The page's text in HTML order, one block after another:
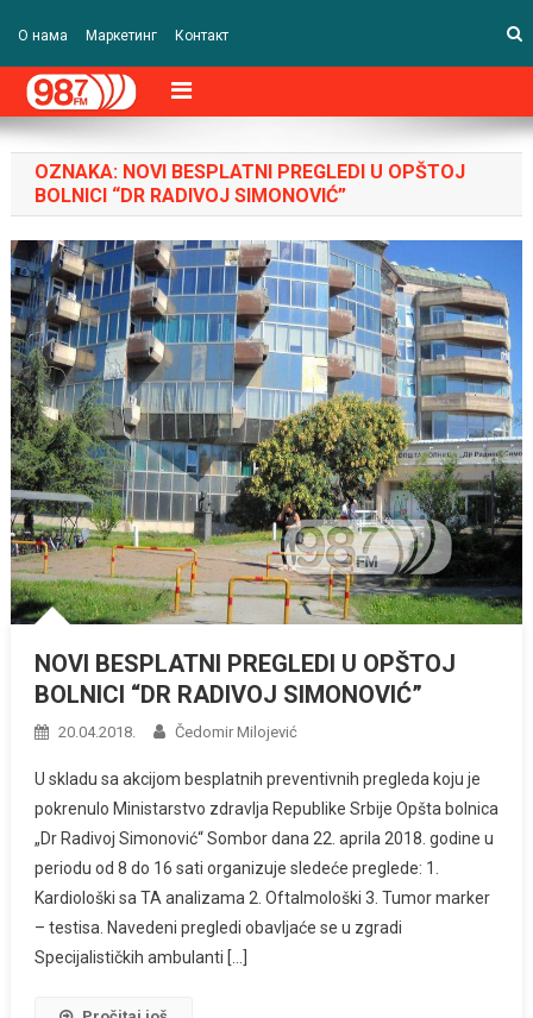
О нама Маркетинг Контакт
OZNAKA: NOVI BESPLATNI PREGLEDI U OPŠTOJ
BOLNICI “DR RADIVOJ SIMONOVIĆ”
NOVI BESPLATNI PREGLEDI U OPŠTOJ
BOLNICI “DR RADIVOJ SIMONOVIĆ”
20.04.2018. Čedomir Milojević
U skladu sa akcijom besplatnih preventivnih pregleda koju je
pokrenulo Ministarstvo zdravlja Republike Srbije Opšta bolnica
„Dr Radivoj Simonović“ Sombor dana 22. aprila 2018. godine u
periodu od 8 do 16 sati organizuje sledeće preglede: 1.
Kardiološki sa TA analizama 2. Oftalmološki 3. Tumor marker
– testisa. Navedeni pregledi obavljaće se u zgradi
Specijalističkih ambulanti […]